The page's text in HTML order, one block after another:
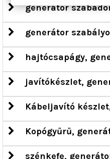
generátor
generátor
hajtócsapágy,
javítókészlet,
Kábeljavító
Kopógyűrű,
szénkefe,